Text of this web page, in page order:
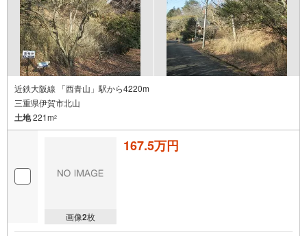
近鉄大阪線 「西青山」駅から4220m
三重県伊賀市北山
土地221m2
画像2枚
167.5万円